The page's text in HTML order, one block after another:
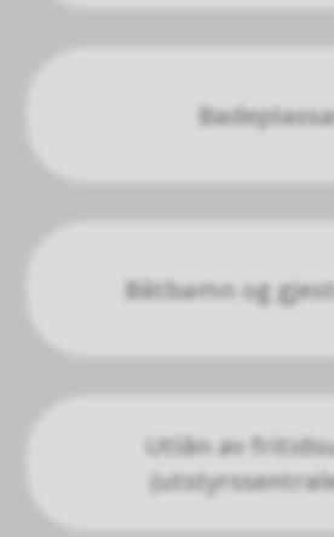
Båtbamn og
Utlån av